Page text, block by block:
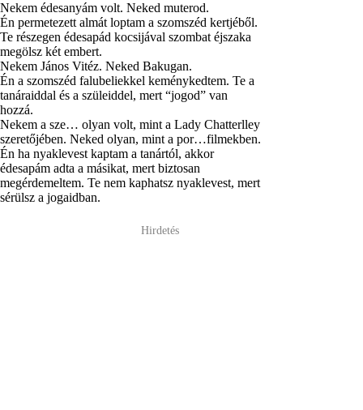
Nekem édesanyám volt. Neked muterod.
Én permetezett almát loptam a szomszéd kertjéből.
Te részegen édesapád kocsijával szombat éjszaka
megölsz két embert.
Nekem János Vitéz. Neked Bakugan.
Én a szomszéd falubeliekkel keménykedtem. Te a
tanáraiddal és a szüleiddel, mert “jogod” van
hozzá.
Nekem a sze… olyan volt, mint a Lady Chatterlley
szeretőjében. Neked olyan, mint a por…filmekben.
Én ha nyaklevest kaptam a tanártól, akkor
édesapám adta a másikat, mert biztosan
megérdemeltem. Te nem kaphatsz nyaklevest, mert
sérülsz a jogaidban.
Hirdetés